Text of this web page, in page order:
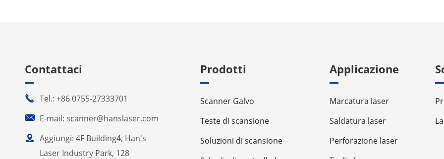
Contattaci
 Tel.: +86 0755-27333701
 E-mail: scanner@hanslaser.com
 Aggiungi: 4F Building4, Han's
Laser Industry Park, 128
Prodotti
Scanner Galvo
Teste di scansione
Soluzioni di scansione
Applicazione
Marcatura laser
Saldatura laser
Perforazione laser